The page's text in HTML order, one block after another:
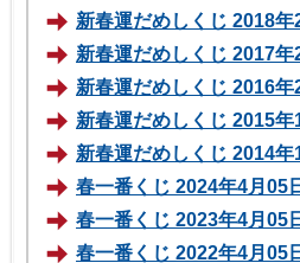
新春運だめしくじ 2018
新春運だめしくじ 2017
新春運だめしくじ 2016
新春運だめしくじ 2015
新春運だめしくじ 2014
春一番くじ 2024年4月05
春一番くじ 2023年4月05
春一番くじ 2022年4月05